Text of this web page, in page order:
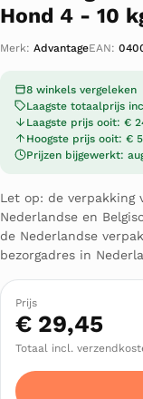
Hond 4 - 10
Merk: AdvantageEAN:
8 winkels vergeleken
Laagste totaalprijs
Laagste prijs ooit: €
Hoogste prijs ooit: €
Prijzen bijgewerkt:
Let op: de
Nederlandse en
de Nederlandse
bezorgadres in
Prijs
€ 29,45
Totaal incl.